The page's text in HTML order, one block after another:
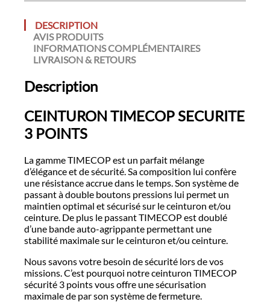
DESCRIPTION
AVIS PRODUITS
INFORMATIONS COMPLÉMENTAIRES
LIVRAISON & RETOURS
Description
CEINTURON TIMECOP SECURITE
3 POINTS
La gamme TIMECOP est un parfait mélange
d’élégance et de sécurité. Sa composition lui confère
une résistance accrue dans le temps. Son système de
passant à double boutons pressions lui permet un
maintien optimal et sécurisé sur le ceinturon et/ou
ceinture. De plus le passant TIMECOP est doublé
d’une bande auto-agrippante permettant une
stabilité maximale sur le ceinturon et/ou ceinture.
Nous savons votre besoin de sécurité lors de vos
missions. C’est pourquoi notre ceinturon TIMECOP
sécurité 3 points vous offre une sécurisation
maximale de par son système de fermeture.